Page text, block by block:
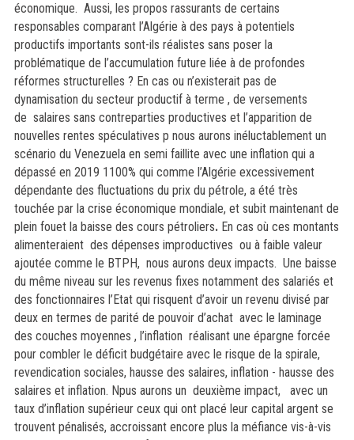
économique. Aussi, les propos rassurants de certains
responsables comparant l’Algérie à des pays à potentiels
productifs importants sont-ils réalistes sans poser la
problématique de l’accumulation future liée à de profondes
réformes structurelles ? En cas ou n’existerait pas de
dynamisation du secteur productif à terme , de versements
de salaires sans contreparties productives et l’apparition de
nouvelles rentes spéculatives p nous aurons inéluctablement un
scénario du Venezuela en semi faillite avec une inflation qui a
dépassé en 2019 1100% qui comme l’Algérie excessivement
dépendante des fluctuations du prix du pétrole, a été très
touchée par la crise économique mondiale, et subit maintenant de
plein fouet la baisse des cours pétroliers.En cas où ces montants
alimenteraient des dépenses improductives ou à faible valeur
ajoutée comme le BTPH, nous aurons deux impacts. Une baisse
du même niveau sur les revenus fixes notamment des salariés et
des fonctionnaires l’Etat qui risquent d’avoir un revenu divisé par
deux en termes de parité de pouvoir d’achat avec le laminage
des couches moyennes , l’inflation réalisant une épargne forcée
pour combler le déficit budgétaire avec le risque de la spirale,
revendication sociales, hausse des salaires, inflation - hausse des
salaires et inflation. Npus aurons un deuxième impact, avec un
taux d’inflation supérieur ceux qui ont placé leur capital argent se
trouvent pénalisés, accroissant encore plus la méfiance vis-à-vis